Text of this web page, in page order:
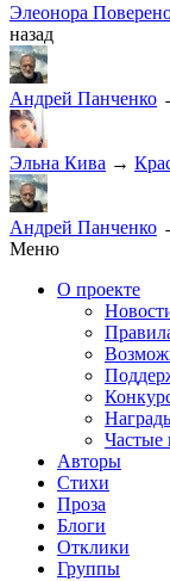
Элеонора
назад
Андрей Панченко
Эльна Кива →
Андрей Панченко
Меню
О проекте
Частые
Авторы
Стихи
Проза
Блоги
Отклики
Группы